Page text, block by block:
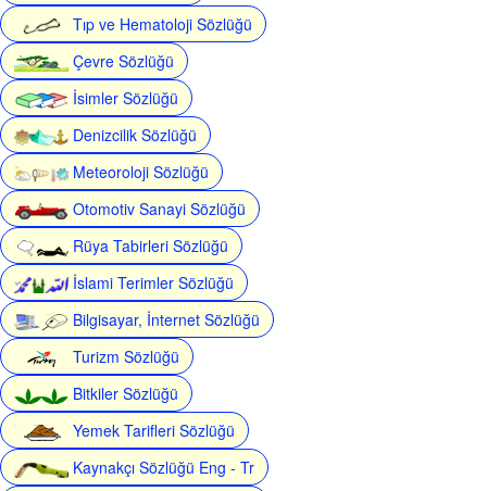
Tıp ve Hematoloji Sözlüğü
Çevre Sözlüğü
İsimler Sözlüğü
Denizcilik Sözlüğü
Meteoroloji Sözlüğü
Otomotiv Sanayi Sözlüğü
Rüya Tabirleri Sözlüğü
İslami Terimler Sözlüğü
Bilgisayar, İnternet Sözlüğü
Turizm Sözlüğü
Bitkiler Sözlüğü
Yemek Tarifleri Sözlüğü
Kaynakçı Sözlüğü Eng - Tr